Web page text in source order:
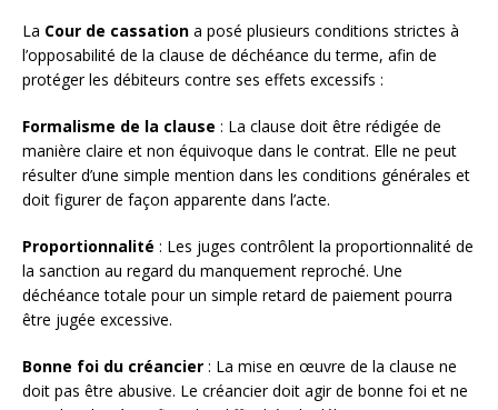
La Cour de cassation a posé plusieurs conditions strictes à
l’opposabilité de la clause de déchéance du terme, afin de
protéger les débiteurs contre ses effets excessifs :
Formalisme de la clause : La clause doit être rédigée de
manière claire et non équivoque dans le contrat. Elle ne peut
résulter d’une simple mention dans les conditions générales et
doit figurer de façon apparente dans l’acte.
Proportionnalité : Les juges contrôlent la proportionnalité de
la sanction au regard du manquement reproché. Une
déchéance totale pour un simple retard de paiement pourra
être jugée excessive.
Bonne foi du créancier : La mise en œuvre de la clause ne
doit pas être abusive. Le créancier doit agir de bonne foi et ne